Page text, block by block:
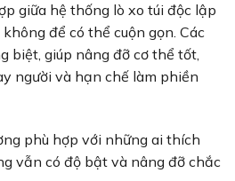
giữa hệ thống lò xo túi độc lập
để có thể cuộn gọn. Các
biệt, giúp nâng đỡ cơ thể tốt,
người và hạn chế làm phiền
phù hợp với những ai thích
vẫn có độ bật và nâng đỡ chắc